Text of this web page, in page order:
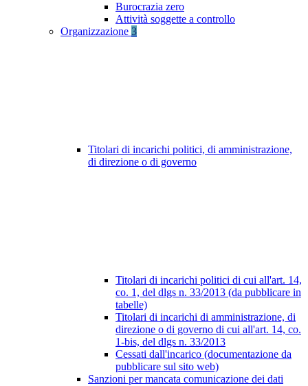
Burocrazia zero
Attività soggette a controllo
Organizzazione 3
Titolari di incarichi politici, di amministrazione,
di direzione o di governo
Titolari di incarichi politici di cui all'art. 14,
co. 1, del dlgs n. 33/2013 (da pubblicare in
tabelle)
Titolari di incarichi di amministrazione, di
direzione o di governo di cui all'art. 14, co.
1-bis, del dlgs n. 33/2013
Cessati dall'incarico (documentazione da
pubblicare sul sito web)
Sanzioni per mancata comunicazione dei dati